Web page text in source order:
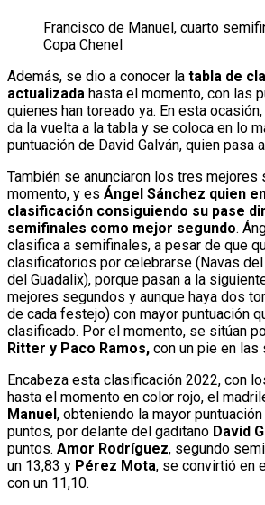
Francisco de Manuel, cuarto
Copa Chenel
Además, se dio a conocer la tabla de
actualizada hasta el momento, con las
quienes han toreado ya. En esta
da la vuelta a la tabla y se coloca en lo
puntuación de David Galván, quien pasa
También se anunciaron los tres mejores
momento, y es Ángel Sánchez quien
clasificación consiguiendo su pase
semifinales como mejor segundo.
clasifica a semifinales, a pesar de que
clasificatorios por celebrarse (Navas del
del Guadalix), porque pasan a la
mejores segundos y aunque haya dos
de cada festejo) con mayor puntuación
clasificado. Por el momento, se sitúan
Ritter y Paco Ramos, con un pie en las
Encabeza esta clasificación 2022, con
hasta el momento en color rojo, el
Manuel , obteniendo la mayor
puntos, por delante del gaditano David
puntos. Amor Rodríguez, segundo
un 13,83 y Pérez Mota, se convirtió en
con un 11,10.